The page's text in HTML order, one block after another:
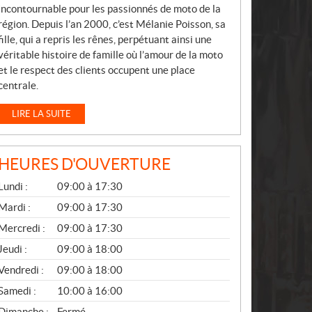
pour les passionnés de moto de la
Depuis l’an 2000, c’est Mélanie Poisson, sa
qui a repris les rênes, perpétuant ainsi une
histoire de famille où l’amour de la moto
le respect des clients occupent une place
LIRE LA SUITE
HEURES D'OUVERTURE
Lundi :
09:00 à 17:30
Mardi :
09:00 à 17:30
Mercredi :
09:00 à 17:30
:
09:00 à 18:00
:
09:00 à 18:00
:
10:00 à 16:00